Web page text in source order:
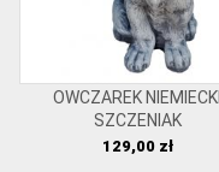
OWCZAREK NIEMIECKI
SZCZENIAK
Cena
129,00 zł